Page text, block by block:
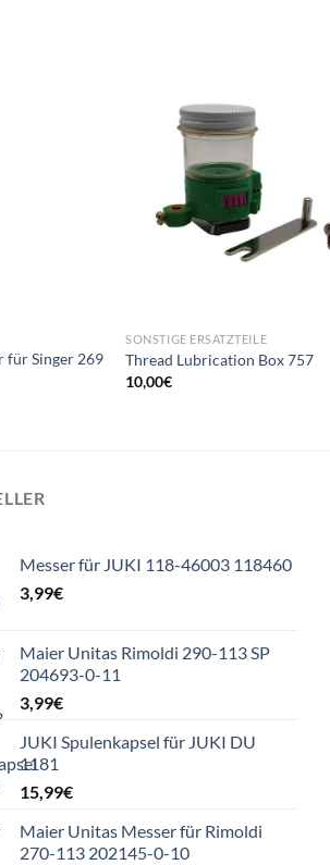
für Singer 269
SONSTIGE ERSATZTEILE
Thread Lubrication Box 757
10,00€
Messer für JUKI 118-46003 118460
3,99€
Maier Unitas Rimoldi 290-113 SP
204693-0-11
3,99€
JUKI Spulenkapsel für JUKI DU
1181
15,99€
Maier Unitas Messer für Rimoldi
270-113 202145-0-10